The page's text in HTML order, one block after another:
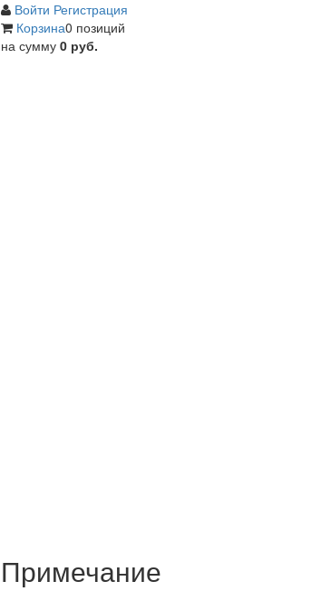
Войти Регистрация
Корзина0 позиций
на сумму 0 руб.
Примечание